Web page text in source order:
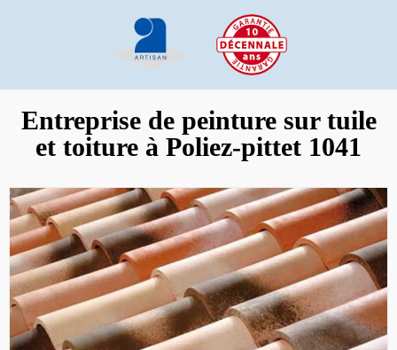
Entreprise de peinture sur tuile
et toiture à Poliez-pittet 1041